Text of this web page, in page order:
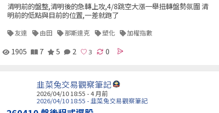
清明前的盤整,清明後的急轉上攻,4/8跳空大漲一舉扭轉盤勢氛圍 清
明前的低點與目前的位置,一差就跑了
友達 由田 那斯達克 塑化 加權指數
1905 7 5 2 0
韭菜兔交易觀察筆記
2026/04/10 18:55 - 4 月前
2026/04/10 18:55 - 韭菜兔交易觀察筆記